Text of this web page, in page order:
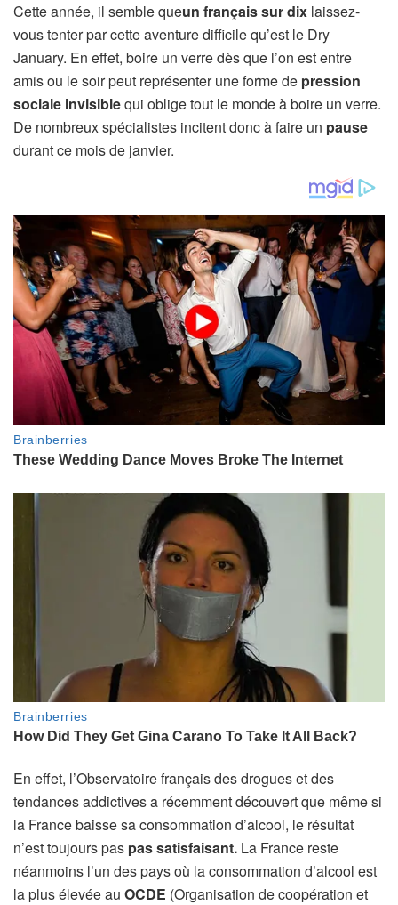
Cette année, il semble queun français sur dix laissez-
vous tenter par cette aventure difficile qu’est le Dry
January. En effet, boire un verre dès que l’on est entre
amis ou le soir peut représenter une forme de pression
sociale invisiblequi oblige tout le monde à boire un verre.
De nombreux spécialistes incitent donc à faire un pause
durant ce mois de janvier.
En effet, l’Observatoire français des drogues et des
tendances addictives a récemment découvert que même si
la France baisse sa consommation d’alcool, le résultat
n’est toujours pas pas satisfaisant. La France reste
néanmoins l’un des pays où la consommation d’alcool est
la plus élevée au OCDE (Organisation de coopération et